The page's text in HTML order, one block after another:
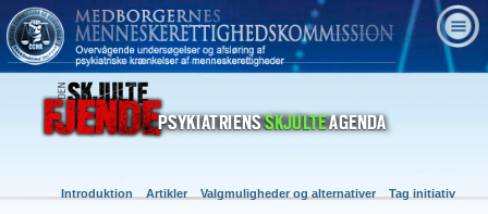
Tag initiativ
Valgmuligheder og alternativer
Artikler
Introduktion